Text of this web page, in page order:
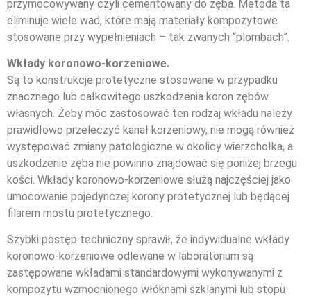
przymocowywany czyli cementowany do zęba. Metoda ta
eliminuje wiele wad, które mają materiały kompozytowe
stosowane przy wypełnieniach – tak zwanych “plombach”.
Wkłady koronowo-korzeniowe.
Są to konstrukcje protetyczne stosowane w przypadku
znacznego lub całkowitego uszkodzenia koron zębów
własnych. Żeby móc zastosować ten rodzaj wkładu należy
prawidłowo przeleczyć kanał korzeniowy, nie mogą również
występować zmiany patologiczne w okolicy wierzchołka, a
uszkodzenie zęba nie powinno znajdować się poniżej brzegu
kości. Wkłady koronowo-korzeniowe służą najczęściej jako
umocowanie pojedynczej korony protetycznej lub będącej
filarem mostu protetycznego.
Szybki postęp techniczny sprawił, że indywidualne wkłady
koronowo-korzeniowe odlewane w laboratorium są
zastępowane wkładami standardowymi wykonywanymi z
kompozytu wzmocnionego włóknami szklanymi lub stopu